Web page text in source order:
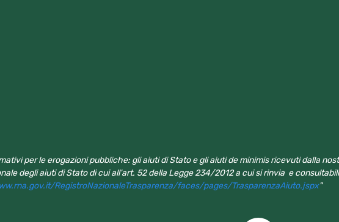
per le erogazioni pubbliche: gli aiuti di Stato e gli aiuti de minimis ricevuti dalla
degli aiuti di Stato di cui all'art. 52 della Legge 234/2012 a cui si rinvia e
RegistroNazionaleTrasparenza/faces/pages/TrasparenzaAiuto.jspx"